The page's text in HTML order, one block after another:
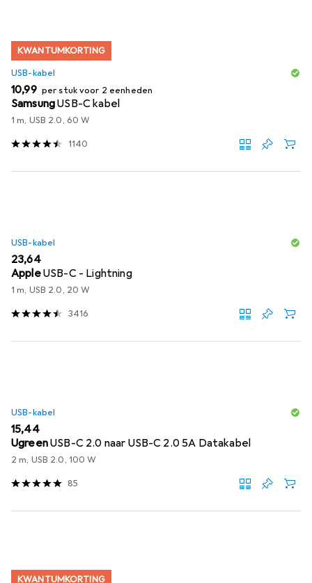
KWANTUMKORTING
USB-kabel
EUR
10,99 per stuk voor 2 eenheden
SamsungUSB-C kabel
1 m, USB 2.0, 60 W
1140
USB-kabel
EUR
23,64
AppleUSB-C - Lightning
1 m, USB 2.0, 20 W
3416
USB-kabel
EUR
15,44
UgreenUSB-C 2.0 naar USB-C 2.0 5A Datakabel
2 m, USB 2.0, 100 W
85
KWANTUMKORTING